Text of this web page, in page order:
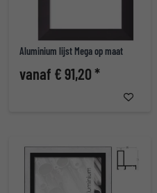
Aluminium lijst Mega op maat
vanaf € 91,20 *